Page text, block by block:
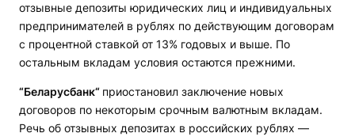
отзывные депозиты юридических лиц и индивидуальных
предпринимателей в рублях по действующим договорам
с процентной ставкой от 13% годовых и выше. По
остальным вкладам условия остаются прежними.
“Беларусбанк“ приостановил заключение новых
договоров по некоторым срочным валютным вкладам.
Речь об отзывных депозитах в российских рублях —